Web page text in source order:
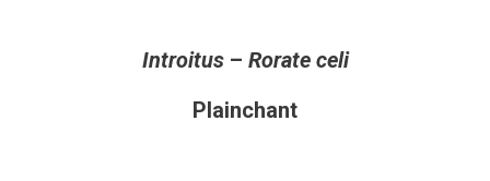
Introitus– Rorate celi
Plainchant